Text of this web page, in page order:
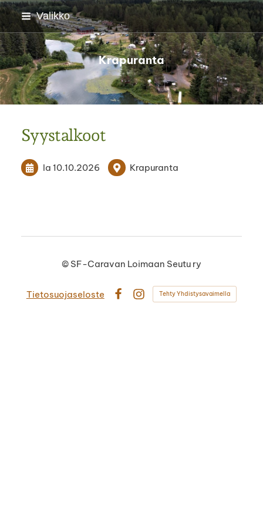
Siirry
sivun
sisältöön
Valikko
Krapuranta
Syystalkoot
la 10.10.2026 Krapuranta
© SF-Caravan Loimaan Seutu ry
Tietosuojaseloste
Tehty Yhdistysavaimella